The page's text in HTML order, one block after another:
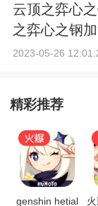
云顶之弈心
之弈心之钢
2023-05-26
精彩推荐
genshin hetial